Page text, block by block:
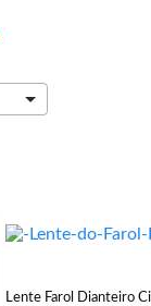
Lente Farol Dianteiro